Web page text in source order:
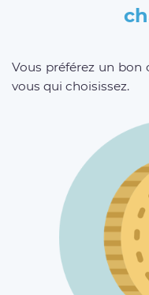
Vous préférez un bon
vous qui choisissez.